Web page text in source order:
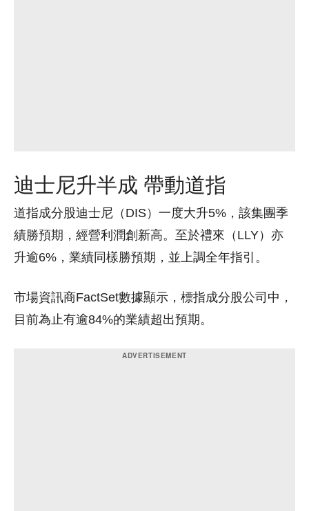
迪士尼升半成 帶動道指
道指成分股迪士尼（DIS）一度大升5%，該集團季
績勝預期，經營利潤創新高。至於禮來（LLY）亦
升逾6%，業績同樣勝預期，並上調全年指引。
市場資訊商FactSet數據顯示，標指成分股公司中，
目前為止有逾84%的業績超出預期。